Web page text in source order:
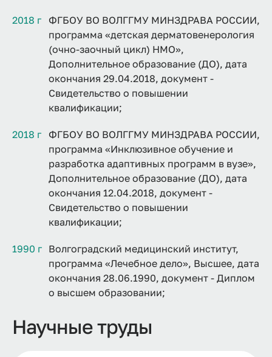
2018 г
ФГБОУ ВО ВОЛГГМУ МИНЗДРАВА РОССИИ,
программа «детская дерматовенерология
(очно-заочный цикл) НМО»,
Дополнительное образование (ДО), дата
окончания 29.04.2018, документ -
Свидетельство о повышении
квалификации;
2018 г
ФГБОУ ВО ВОЛГГМУ МИНЗДРАВА РОССИИ,
программа «Инклюзивное обучение и
разработка адаптивных программ в вузе»,
Дополнительное образование (ДО), дата
окончания 12.04.2018, документ -
Свидетельство о повышении
квалификации;
1990 г Волгоградский медицинский институт,
программа «Лечебное дело», Высшее, дата
окончания 28.06.1990, документ - Диплом
о высшем образовании;
Научные труды